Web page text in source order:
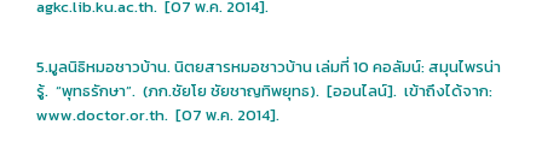
agkc.lib.ku.ac.th. [07 พ.ค. 2014].
5.มูลนิธิหมอชาวบ้าน. นิตยสารหมอชาวบ้าน เล่มที่ 10 คอลัมน์: สมุนไพรน่า
รู้. “พุทธรักษา”. (ภก.ชัยโย ชัยชาญทิพยุทธ). [ออนไลน์]. เข้าถึงได้จาก:
www.doctor.or.th. [07 พ.ค. 2014].